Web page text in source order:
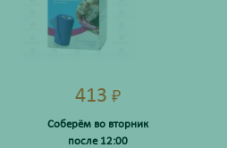
413 ₽
Соберём во вторник
после 12:00